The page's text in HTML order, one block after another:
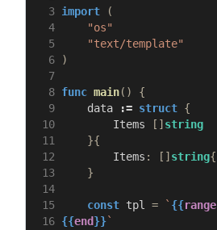
import
(
"os"
"text/template"
)
func main()
{
data
:= struct {
Items
[] string
}{
Items : [] string{
}
const tpl = ` {{range
{{end}}`